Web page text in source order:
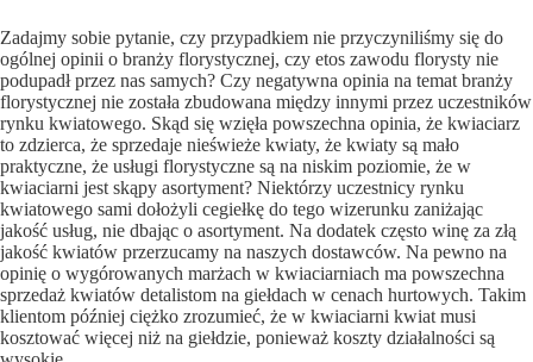
Zadajmy sobie pytanie, czy przypadkiem nie przyczyniliśmy się do
ogólnej opinii o branży florystycznej, czy etos zawodu florysty nie
podupadł przez nas samych? Czy negatywna opinia na temat branży
florystycznej nie została zbudowana między innymi przez uczestników
rynku kwiatowego. Skąd się wzięła powszechna opinia, że kwiaciarz
to zdzierca, że sprzedaje nieświeże kwiaty, że kwiaty są mało
praktyczne, że usługi florystyczne są na niskim poziomie, że w
kwiaciarni jest skąpy asortyment? Niektórzy uczestnicy rynku
kwiatowego sami dołożyli cegiełkę do tego wizerunku zaniżając
jakość usług, nie dbając o asortyment. Na dodatek często winę za złą
jakość kwiatów przerzucamy na naszych dostawców. Na pewno na
opinię o wygórowanych marżach w kwiaciarniach ma powszechna
sprzedaż kwiatów detalistom na giełdach w cenach hurtowych. Takim
klientom później ciężko zrozumieć, że w kwiaciarni kwiat musi
kosztować więcej niż na giełdzie, ponieważ koszty działalności są